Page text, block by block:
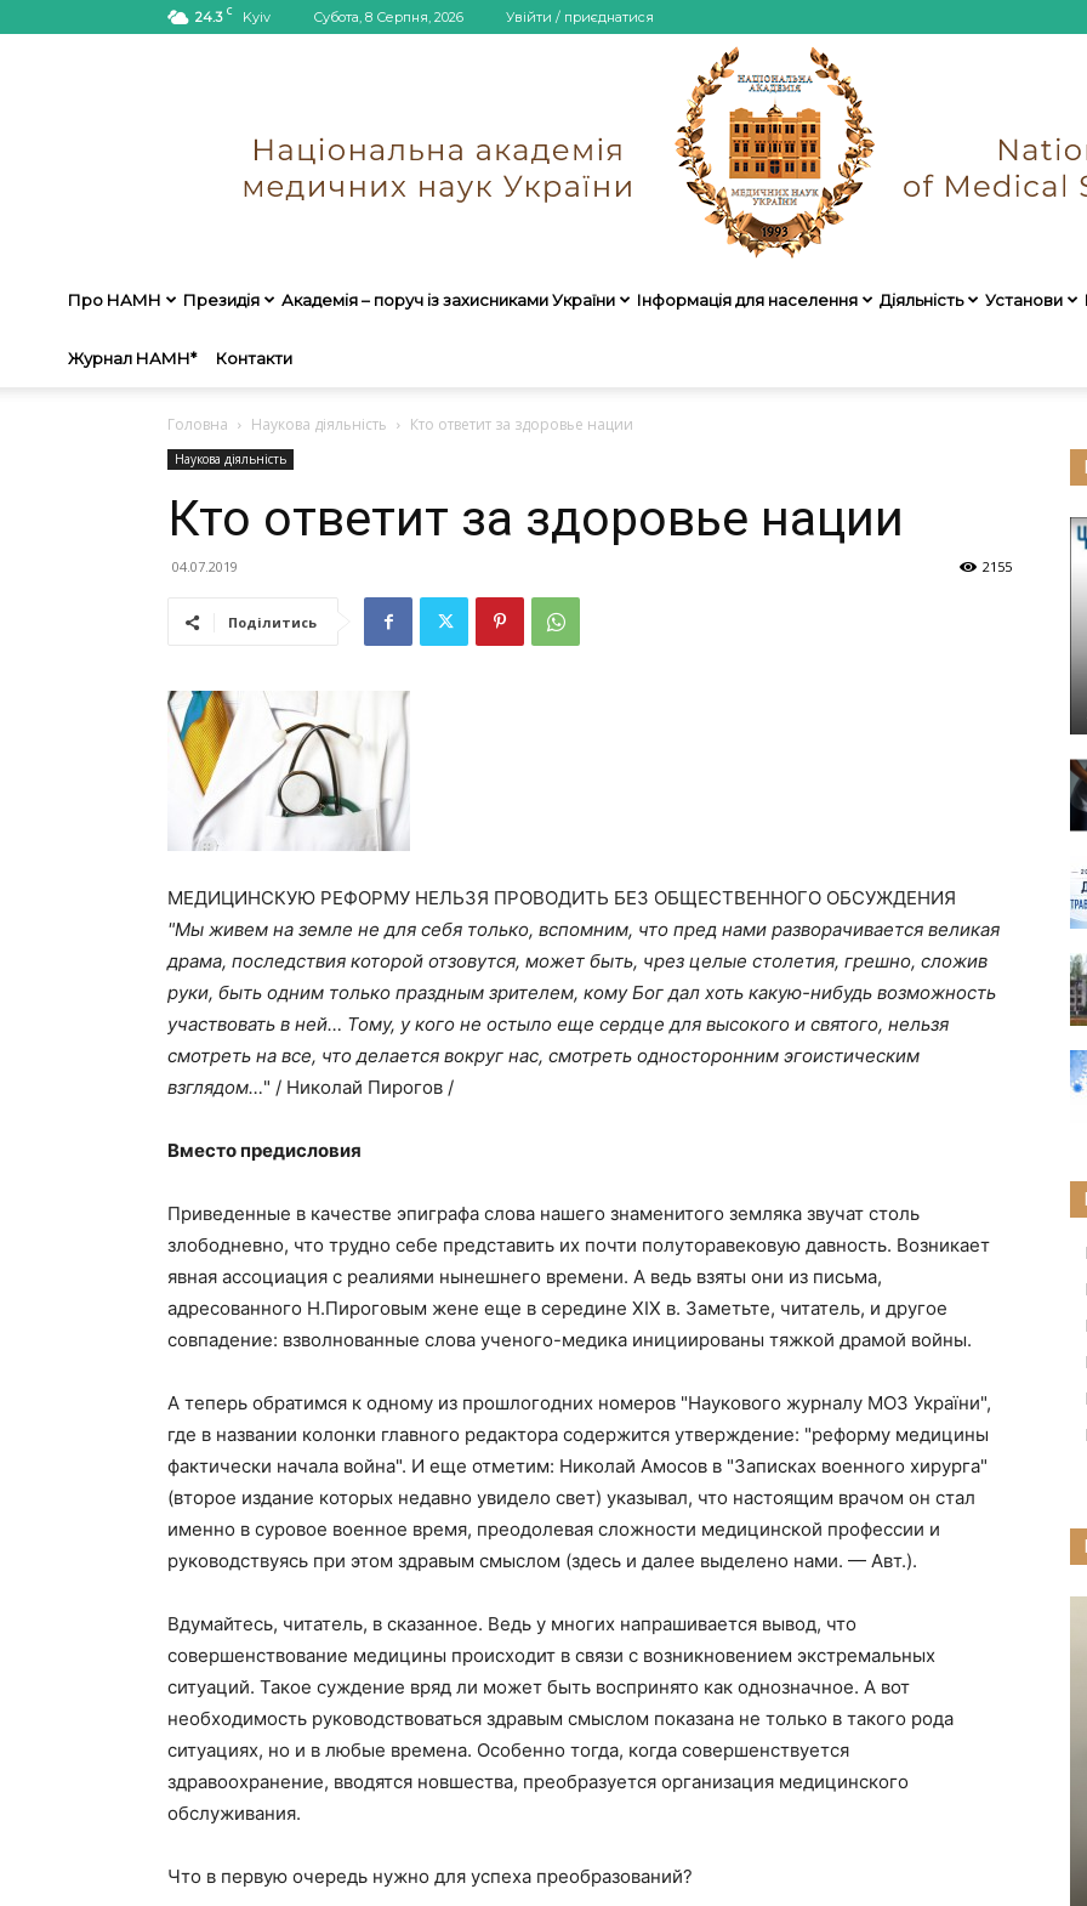
24.3 C Kyiv Субота, 8 Серпня, 2026 Увійти / приєднатися
України
Про НАМН Президія Академія – поруч із захисниками України Інформація для населення Діяльність Установи
Журнал НАМН* Контакти
Головна Наукова діяльність Кто ответит за здоровье нации
Наукова діяльність
Кто ответит за здоровье нации
04.07.2019 2155
Поділитись
МЕДИЦИНСКУЮ РЕФОРМУ НЕЛЬЗЯ ПРОВОДИТЬ БЕЗ ОБЩЕСТВЕННОГО ОБСУЖДЕНИЯ
"Мы живем на земле не для себя только, вспомним, что пред нами разворачивается великая
драма, последствия которой отзовутся, может быть, чрез целые столетия, грешно, сложив
руки, быть одним только праздным зрителем, кому Бог дал хоть какую-нибудь возможность
участвовать в ней… Тому, у кого не остыло еще сердце для высокого и святого, нельзя
смотреть на все, что делается вокруг нас, смотреть односторонним эгоистическим
взглядом…" / Николай Пирогов /
Вместо предисловия
Приведенные в качестве эпиграфа слова нашего знаменитого земляка звучат столь
злободневно, что трудно себе представить их почти полуторавековую давность. Возникает
явная ассоциация с реалиями нынешнего времени. А ведь взяты они из письма,
адресованного Н.Пироговым жене еще в середине ХІХ в. Заметьте, читатель, и другое
совпадение: взволнованные слова ученого-медика инициированы тяжкой драмой войны.
А теперь обратимся к одному из прошлогодних номеров "Наукового журналу МОЗ України",
где в названии колонки главного редактора содержится утверждение: "реформу медицины
фактически начала война". И еще отметим: Николай Амосов в "Записках военного хирурга"
(второе издание которых недавно увидело свет) указывал, что настоящим врачом он стал
именно в суровое военное время, преодолевая сложности медицинской профессии и
руководствуясь при этом здравым смыслом (здесь и далее выделено нами. — Авт.).
Вдумайтесь, читатель, в сказанное. Ведь у многих напрашивается вывод, что
совершенствование медицины происходит в связи с возникновением экстремальных
ситуаций. Такое суждение вряд ли может быть воспринято как однозначное. А вот
необходимость руководствоваться здравым смыслом показана не только в такого рода
ситуациях, но и в любые времена. Особенно тогда, когда совершенствуется
здравоохранение, вводятся новшества, преобразуется организация медицинского
обслуживания.
Что в первую очередь нужно для успеха преобразований?